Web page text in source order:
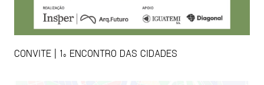
CONVITE | 1º ENCONTRO DAS CIDADES